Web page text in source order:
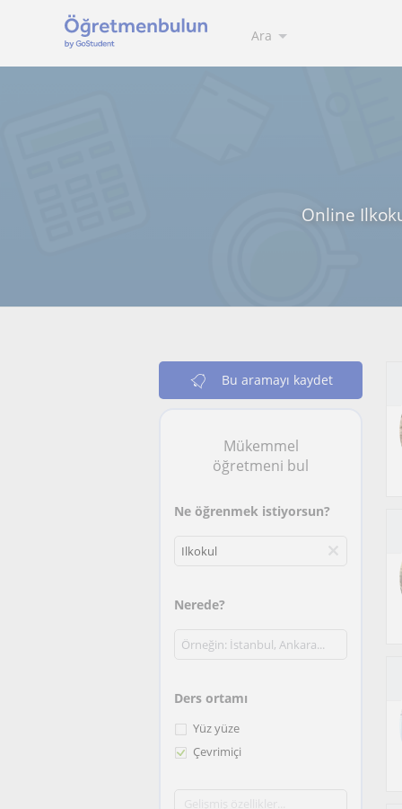
Ara
Online
Bu aramayı kaydet
Mükemmel
öğretmeni bul
Ne öğrenmek istiyorsun?
Nerede?
Ders ortamı
Yüz yüze
Çevrimiçi